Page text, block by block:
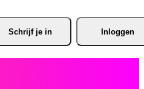
Schrijf je in Inloggen